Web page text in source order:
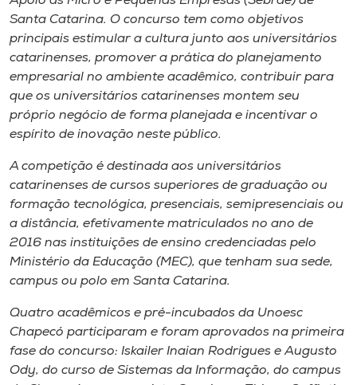
Selecione
A+
Santa Catarina. O concurso tem como objetivos
principais estimular a cultura junto aos universitários
catarinenses, promover a prática do planejamento
empresarial no ambiente acadêmico, contribuir para
que os universitários catarinenses montem seu
próprio negócio de forma planejada e incentivar o
espírito de inovação neste público.
A competição é destinada aos universitários
catarinenses de cursos superiores de graduação ou
formação tecnológica, presenciais, semipresenciais ou
a distância, efetivamente matriculados no ano de
2016 nas instituições de ensino credenciadas pelo
Ministério da Educação (MEC), que tenham sua sede,
campus ou polo em Santa Catarina.
Quatro acadêmicos e pré-incubados da Unoesc
Chapecó participaram e foram aprovados na primeira
fase do concurso: Iskailer Inaian Rodrigues e Augusto
Ody, do curso de Sistemas da Informação, do campus